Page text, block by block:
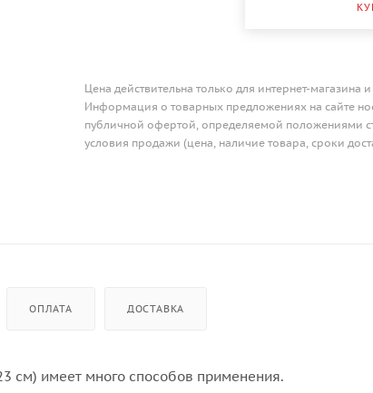
Цена действительна только для интернет-
Информация о товарных предложениях на сайте
публичной офертой, определяемой положениями
условия продажи (цена, наличие товара, сроки
ОПЛАТА ДОСТАВКА
см) имеет много способов применения.